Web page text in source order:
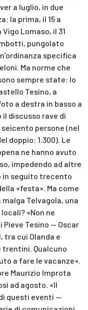
a luglio, in due
la prima, il 15 a
Lomaso, il 31
pungolato
specifica
Ma norme che
sempre state: lo
Tesino, a
a destra in basso a
discusso rave di
seicento persone (nel
doppio: 1.300). Le
ne hanno avuto
impedendo ad altre
in seguito trecento
«festa». Ma come
Telvagola, una
«Non ne
Tesino — Oscar
tra cui Olanda e
trentini. Qualcuno
a fare le vacanze».
Maurizio Improta
ad agosto. «Il
questi eventi —